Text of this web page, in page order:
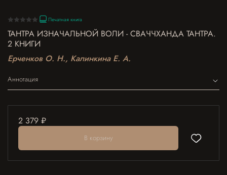
Печатная книга
ТАНТРА ИЗНАЧАЛЬНОЙ ВОЛИ - СВАЧЧХАНДА ТАНТРА.
2 КНИГИ
Ерченков О. Н., Калинкина Е. А.
Аннотация
2 379 ₽
В корзину